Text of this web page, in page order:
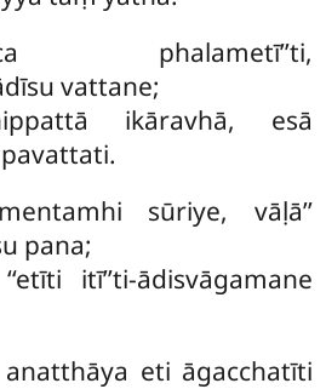
phalametī’’ti,
vattane;
ikāravhā, esā
sūriye, vāḷā’’
pana;
itī’’ti-ādisvāgamane
eti āgacchatīti